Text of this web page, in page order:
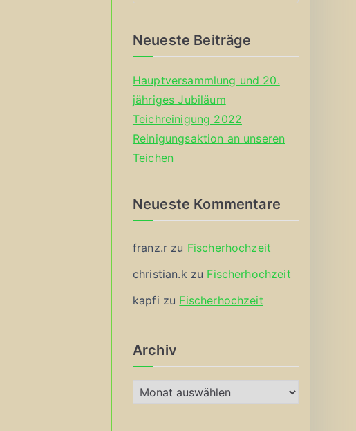
Neueste Beiträge
Hauptversammlung und 20.
jähriges Jubiläum
Teichreinigung 2022
Reinigungsaktion an unseren
Teichen
Neueste Kommentare
franz.r zu Fischerhochzeit
christian.k zu Fischerhochzeit
kapfi zu Fischerhochzeit
Archiv
r